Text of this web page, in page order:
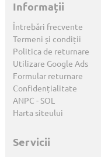
Informații
Întrebări frecvente
Termeni și condiții
Politica de returnare
Utilizare Google Ads
Formular returnare
Confidențialitate
ANPC -SOL
Harta siteului
Servicii